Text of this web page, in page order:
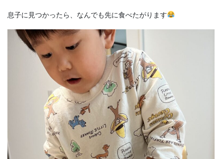
息子に見つかったら、なんでも先に食べたがります